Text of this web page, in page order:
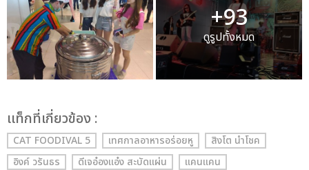
+93
ดูรูปทั้งหมด
เเท็กที่เกี่ยวข้อง :
CAT FOODIVAL 5 เทศกาลอาหารอร่อยหู
สิงโต นำโชค
อิงค์ วรันธร
ดีเจอ๋องแอ๋ง สะบัดแผ่น
แคนแคน